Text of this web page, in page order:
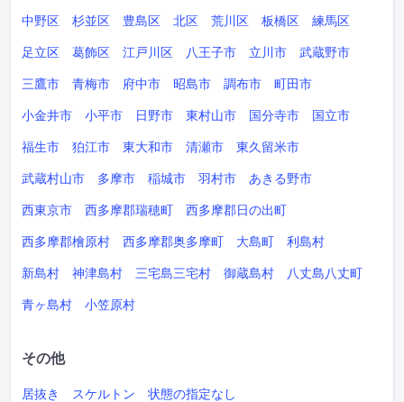
中野区 杉並区 豊島区 北区 荒川区 板橋区 練馬区
足立区 葛飾区 江戸川区 八王子市 立川市 武蔵野市
三鷹市 青梅市 府中市 昭島市 調布市 町田市
小金井市 小平市 日野市 東村山市 国分寺市 国立市
福生市 狛江市 東大和市 清瀬市 東久留米市
武蔵村山市 多摩市 稲城市 羽村市 あきる野市
西東京市 西多摩郡瑞穂町 西多摩郡日の出町
西多摩郡檜原村 西多摩郡奥多摩町 大島町 利島村
新島村 神津島村 三宅島三宅村 御蔵島村 八丈島八丈町
青ヶ島村 小笠原村
その他
居抜き スケルトン 状態の指定なし